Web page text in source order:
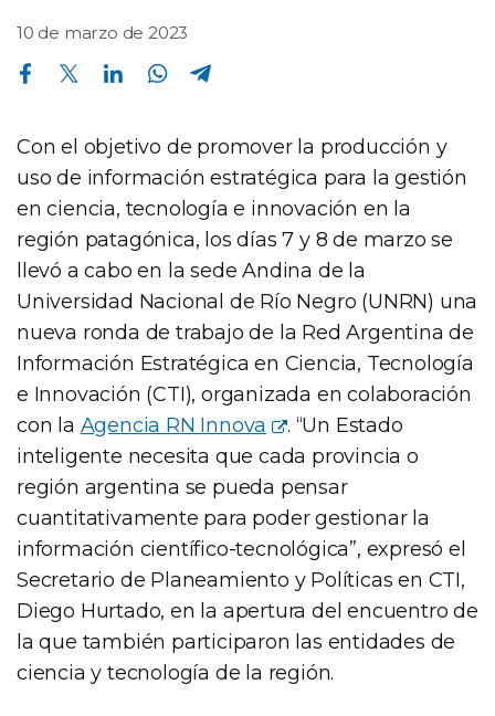
10 de marzo de 2023
Compartir en Facebook Compartir en Twitter Compartir en Linkedin Compartir en Whatsapp
Con el objetivo de promover la producción y
uso de información estratégica para la gestión
en ciencia, tecnología e innovación en la
región patagónica, los días 7 y 8 de marzo se
llevó a cabo en la sede Andina de la
Universidad Nacional de Río Negro (UNRN) una
nueva ronda de trabajo de la Red Argentina de
Información Estratégica en Ciencia, Tecnología
e Innovación (CTI), organizada en colaboración
con la Agencia RN Innova
. “Un Estado
inteligente necesita que cada provincia o
región argentina se pueda pensar
cuantitativamente para poder gestionar la
información científico-tecnológica”, expresó el
Secretario de Planeamiento y Políticas en CTI,
Diego Hurtado, en la apertura del encuentro de
la que también participaron las entidades de
ciencia y tecnología de la región.